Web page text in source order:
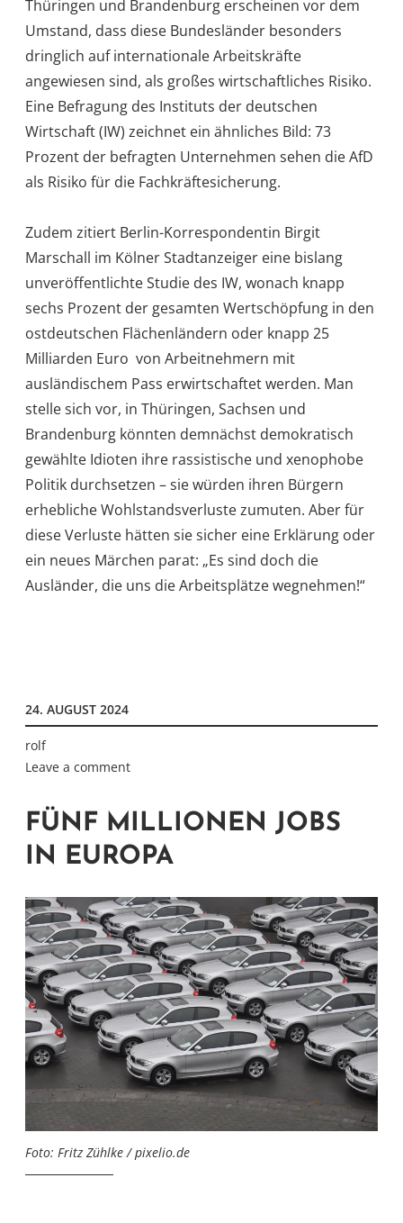
Thüringen und Brandenburg erscheinen vor dem
Umstand, dass diese Bundesländer besonders
dringlich auf internationale Arbeitskräfte
angewiesen sind, als großes wirtschaftliches Risiko.
Eine Befragung des Instituts der deutschen
Wirtschaft (IW) zeichnet ein ähnliches Bild: 73
Prozent der befragten Unternehmen sehen die AfD
als Risiko für die Fachkräftesicherung.
Zudem zitiert Berlin-Korrespondentin Birgit
Marschall im Kölner Stadtanzeiger eine bislang
unveröffentlichte Studie des IW, wonach knapp
sechs Prozent der gesamten Wertschöpfung in den
ostdeutschen Flächenländern oder knapp 25
Milliarden Euro von Arbeitnehmern mit
ausländischem Pass erwirtschaftet werden. Man
stelle sich vor, in Thüringen, Sachsen und
Brandenburg könnten demnächst demokratisch
gewählte Idioten ihre rassistische und xenophobe
Politik durchsetzen – sie würden ihren Bürgern
erhebliche Wohlstandsverluste zumuten. Aber für
diese Verluste hätten sie sicher eine Erklärung oder
ein neues Märchen parat: „Es sind doch die
Ausländer, die uns die Arbeitsplätze wegnehmen!“
24. AUGUST 2024
rolf
Leave a comment
FÜNF MILLIONEN JOBS
IN EUROPA
Foto: Fritz Zühlke / pixelio.de